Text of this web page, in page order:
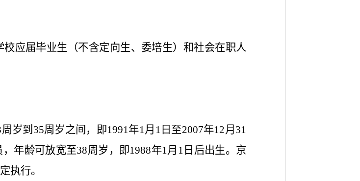
应届毕业生（不含定向生、委培生）和社会在职人
岁到35周岁之间，即1991年1月1日至2007年12月31
年龄可放宽至38周岁，即1988年1月1日后出生。京
执行。